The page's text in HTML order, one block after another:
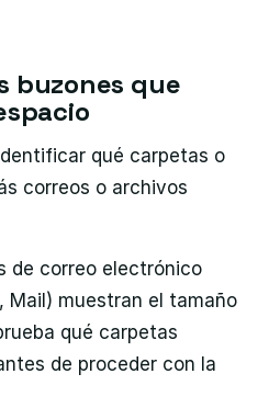
buzones que
qué carpetas o
correos o archivos
de correo electrónico
Mail) muestran el tamaño
qué carpetas
de proceder con la